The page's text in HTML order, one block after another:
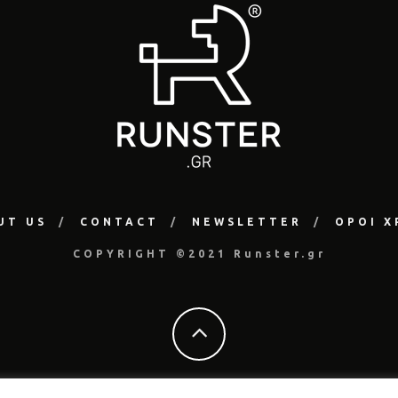
US CONTACT NEWSLETTER ΟΡΟΙ
COPYRIGHT ©2021 Runster.gr